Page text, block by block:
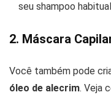
seu shampoo
2. Máscara
Você também pode
óleo de alecrim. Veja